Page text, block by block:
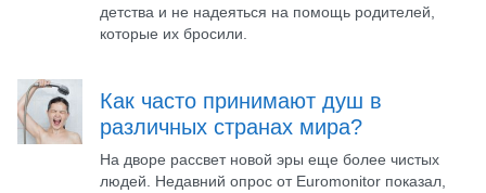
детства и не надеяться на помощь родителей,
которые их бросили.
Как часто принимают душ в
различных странах мира?
На дворе рассвет новой эры еще более чистых
людей. Недавний опрос от Euromonitor показал,